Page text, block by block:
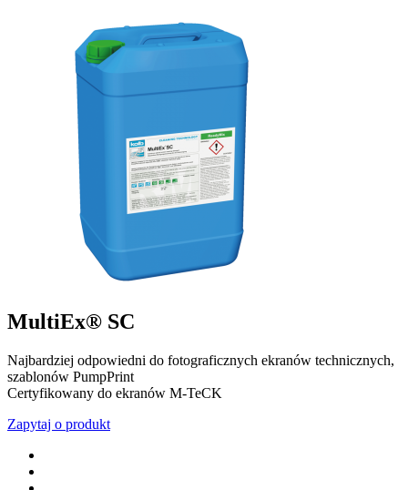
MultiEx® SC
Najbardziej odpowiedni do fotograficznych ekranów technicznych,
szablonów PumpPrint
Certyfikowany do ekranów M-TeCK
Zapytaj o produkt